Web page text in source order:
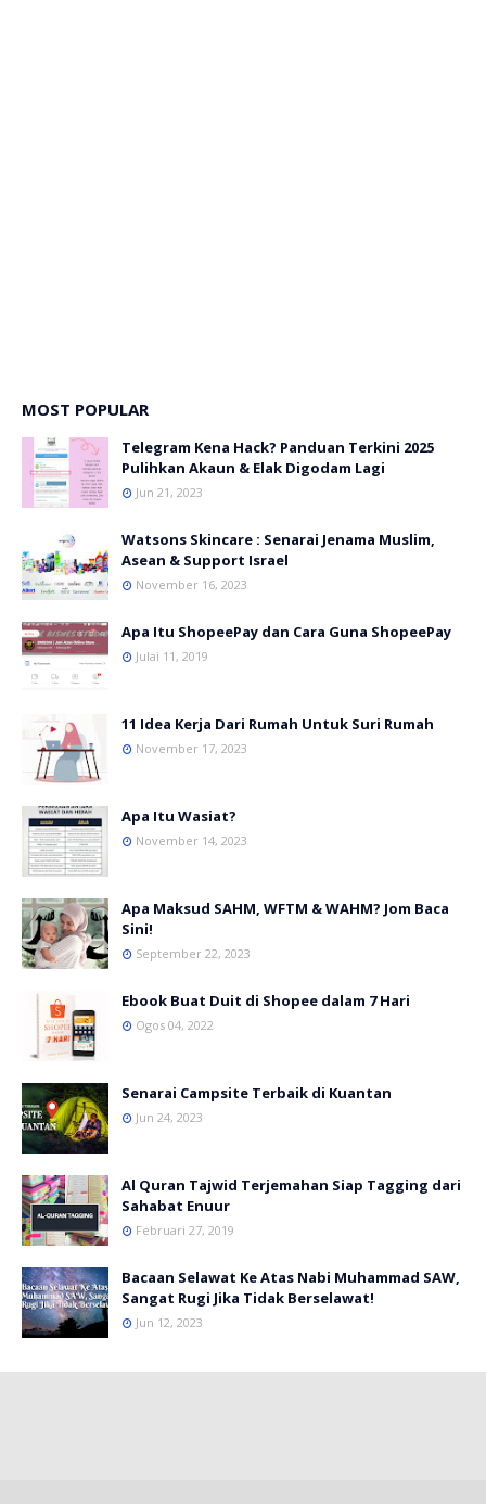
MOST POPULAR
Telegram Kena Hack? Panduan Terkini 2025
Pulihkan Akaun & Elak Digodam Lagi
Jun 21, 2023
Watsons Skincare : Senarai Jenama Muslim,
Asean & Support Israel
November 16, 2023
Apa Itu ShopeePay dan Cara Guna ShopeePay
Julai 11, 2019
11 Idea Kerja Dari Rumah Untuk Suri Rumah
November 17, 2023
Apa Itu Wasiat?
November 14, 2023
Apa Maksud SAHM, WFTM & WAHM? Jom Baca
Sini!
September 22, 2023
Ebook Buat Duit di Shopee dalam 7 Hari
Ogos 04, 2022
Senarai Campsite Terbaik di Kuantan
Jun 24, 2023
Al Quran Tajwid Terjemahan Siap Tagging dari
Sahabat Enuur
Februari 27, 2019
Bacaan Selawat Ke Atas Nabi Muhammad SAW,
Sangat Rugi Jika Tidak Berselawat!
Jun 12, 2023